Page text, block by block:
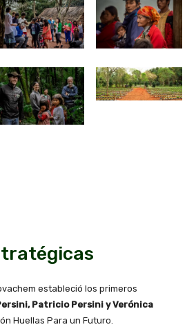
estableció los primeros
Patricio Persini y Verónica
Huellas Para un Futuro.